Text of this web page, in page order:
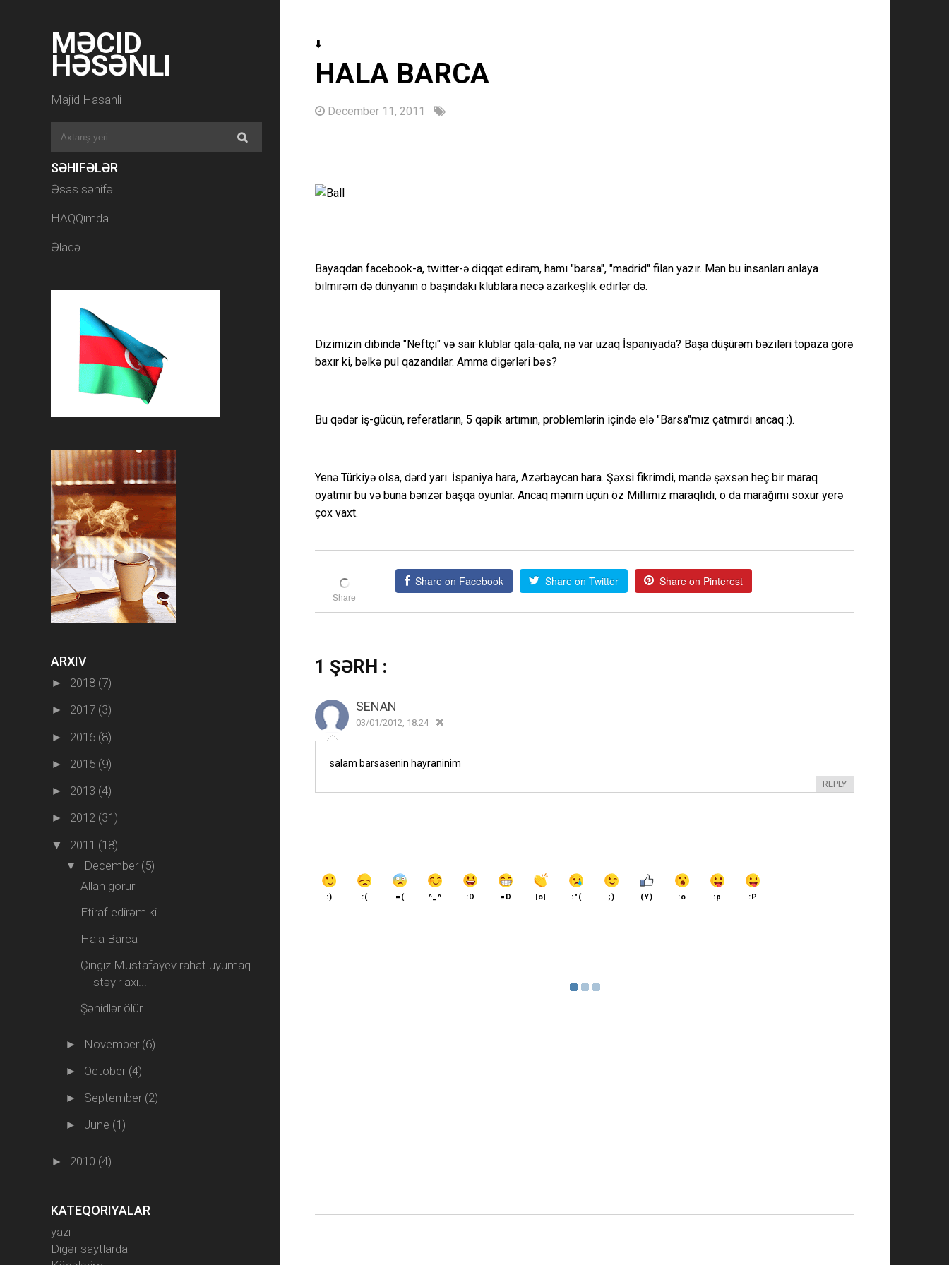
MƏCID
HƏSƏNLI
Majid Hasanli
SƏHIFƏLƏR
Əsas səhifə
HAQQımda
Əlaqə
ARXIV
► 2018 (7)
► 2017 (3)
► 2016 (8)
► 2015 (9)
► 2013 (4)
► 2012 (31)
▼ 2011 (18)
▼ December (5)
Allah görür
Etiraf edirəm ki...
Hala Barca
Çingiz Mustafayev rahat uyumaq
istəyir axı...
Şəhidlər ölür
► November (6)
► October (4)
► September (2)
► June (1)
► 2010 (4)
KATEQORIYALAR
yazı
Digər saytlarda
⬇️
HALA BARCA
December 11, 2011
Bayaqdan facebook-a, twitter-ə diqqət edirəm, hamı "barsa", "madrid" filan yazır. Mən bu insanları anlaya
bilmirəm də dünyanın o başındakı klublara necə azarkeşlik edirlər də.
Dizimizin dibində "Neftçi" və sair klublar qala-qala, nə var uzaq İspaniyada? Başa düşürəm bəziləri topaza görə
baxır ki, bəlkə pul qazandılar. Amma digərləri bəs?
Bu qədər iş-gücün, referatların, 5 qəpik artımın, problemlərin içində elə "Barsa"mız çatmırdı ancaq :).
Yenə Türkiyə olsa, dərd yarı. İspaniya hara, Azərbaycan hara. Şəxsi fikrimdi, məndə şəxsən heç bir maraq
oyatmır bu və buna bənzər başqa oyunlar. Ancaq mənim üçün öz Millimiz maraqlıdı, o da marağımı soxur yerə
çox vaxt.
Share on Facebook Share on Twitter Share on Pinterest
1 ŞƏRH :
SENAN
03/01/2012, 18:24
salam barsasenin hayraninim
REPLY
:) :( =( ^_^ :D =D |o| :"( ;) (Y) :o :p :P